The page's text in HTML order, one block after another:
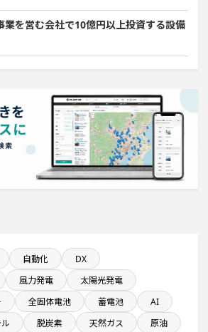
業を営む会社で10億円以上投資する設備
を含む工場プロジェクト
経過プロジェクト
クト
会社で10億円以上投資する設備新設計画
過プロジェクト
自動化
DX
風力発電
太陽光発電
全固体電池 蓄電池
AI
脱炭素 天然ガス 原油